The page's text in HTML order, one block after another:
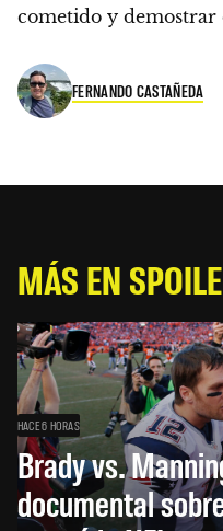
cometido y demostrar
FERNANDO CASTAÑEDA
MÁS EN
HACE 6 HORAS
Brady vs.
documental